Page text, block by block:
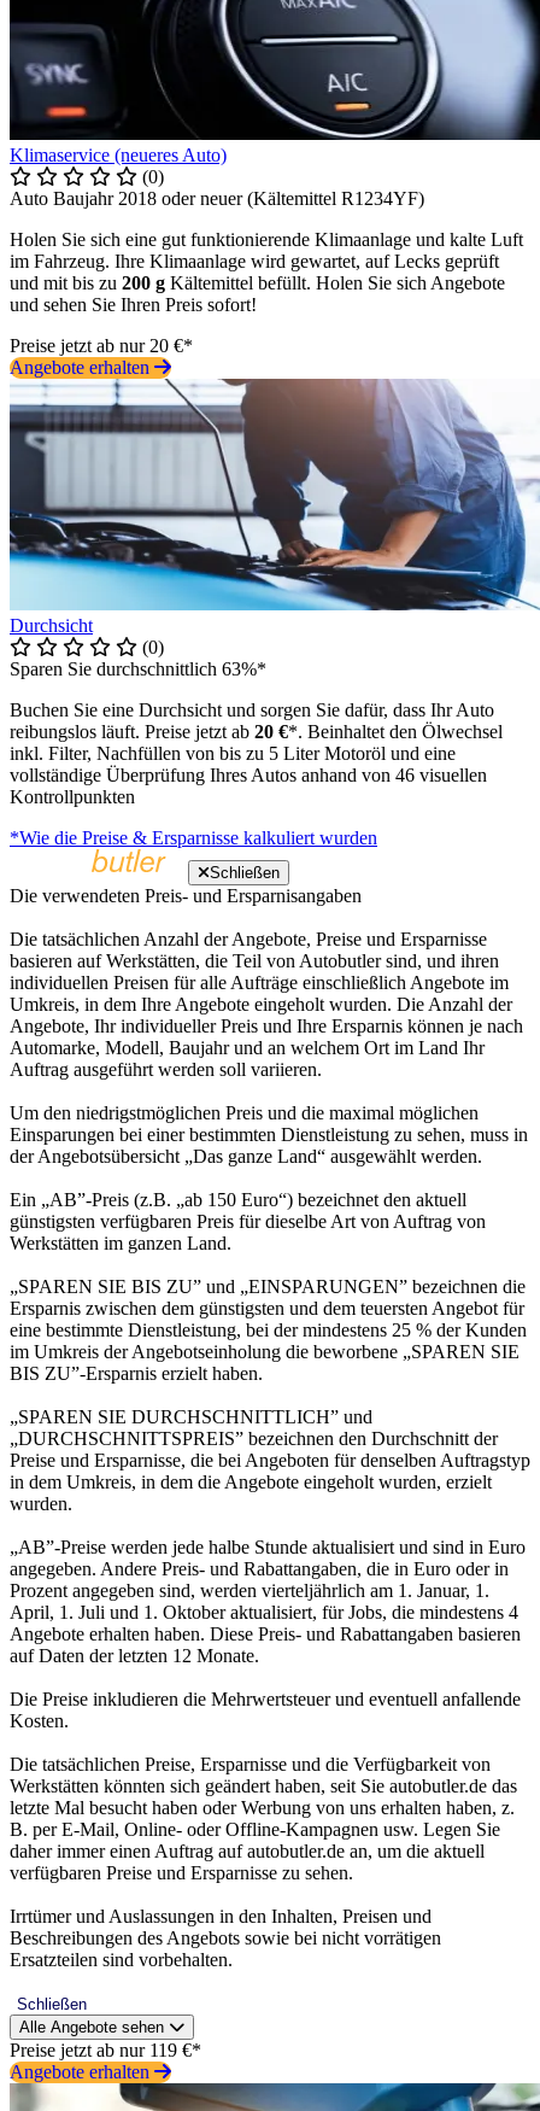
Klimaservice (neueres Auto)
(0)
Auto Baujahr 2018 oder neuer (Kältemittel R1234YF)
Holen Sie sich eine gut funktionierende Klimaanlage und kalte Luft
im Fahrzeug. Ihre Klimaanlage wird gewartet, auf Lecks geprüft
und mit bis zu 200 g Kältemittel befüllt. Holen Sie sich Angebote
und sehen Sie Ihren Preis sofort!
Preise jetzt ab nur 20 €*
Angebote erhalten
Durchsicht
(0)
Sparen Sie durchschnittlich 63%*
Buchen Sie eine Durchsicht und sorgen Sie dafür, dass Ihr Auto
reibungslos läuft. Preise jetzt ab 20 €*. Beinhaltet den Ölwechsel
inkl. Filter, Nachfüllen von bis zu 5 Liter Motoröl und eine
vollständige Überprüfung Ihres Autos anhand von 46 visuellen
Kontrollpunkten
*Wie die Preise & Ersparnisse kalkuliert wurden
Schließen
Die verwendeten Preis- und Ersparnisangaben
Die tatsächlichen Anzahl der Angebote, Preise und Ersparnisse
basieren auf Werkstätten, die Teil von Autobutler sind, und ihren
individuellen Preisen für alle Aufträge einschließlich Angebote im
Umkreis, in dem Ihre Angebote eingeholt wurden. Die Anzahl der
Angebote, Ihr individueller Preis und Ihre Ersparnis können je nach
Automarke, Modell, Baujahr und an welchem Ort im Land Ihr
Auftrag ausgeführt werden soll variieren.
Um den niedrigstmöglichen Preis und die maximal möglichen
Einsparungen bei einer bestimmten Dienstleistung zu sehen, muss in
der Angebotsübersicht „Das ganze Land“ ausgewählt werden.
Ein „AB”-Preis (z.B. „ab 150 Euro“) bezeichnet den aktuell
günstigsten verfügbaren Preis für dieselbe Art von Auftrag von
Werkstätten im ganzen Land.
„SPAREN SIE BIS ZU” und „EINSPARUNGEN” bezeichnen die
Ersparnis zwischen dem günstigsten und dem teuersten Angebot für
eine bestimmte Dienstleistung, bei der mindestens 25 % der Kunden
im Umkreis der Angebotseinholung die beworbene „SPAREN SIE
BIS ZU”-Ersparnis erzielt haben.
„SPAREN SIE DURCHSCHNITTLICH” und
„DURCHSCHNITTSPREIS” bezeichnen den Durchschnitt der
Preise und Ersparnisse, die bei Angeboten für denselben Auftragstyp
in dem Umkreis, in dem die Angebote eingeholt wurden, erzielt
wurden.
„AB”-Preise werden jede halbe Stunde aktualisiert und sind in Euro
angegeben. Andere Preis- und Rabattangaben, die in Euro oder in
Prozent angegeben sind, werden vierteljährlich am 1. Januar, 1.
April, 1. Juli und 1. Oktober aktualisiert, für Jobs, die mindestens 4
Angebote erhalten haben. Diese Preis- und Rabattangaben basieren
auf Daten der letzten 12 Monate.
Die Preise inkludieren die Mehrwertsteuer und eventuell anfallende
Kosten.
Die tatsächlichen Preise, Ersparnisse und die Verfügbarkeit von
Werkstätten könnten sich geändert haben, seit Sie autobutler.de das
letzte Mal besucht haben oder Werbung von uns erhalten haben, z.
B. per E-Mail, Online- oder Offline-Kampagnen usw. Legen Sie
daher immer einen Auftrag auf autobutler.de an, um die aktuell
verfügbaren Preise und Ersparnisse zu sehen.
Irrtümer und Auslassungen in den Inhalten, Preisen und
Beschreibungen des Angebots sowie bei nicht vorrätigen
Ersatzteilen sind vorbehalten.
Schließen
Alle Angebote sehen
Preise jetzt ab nur 119 €*
Angebote erhalten